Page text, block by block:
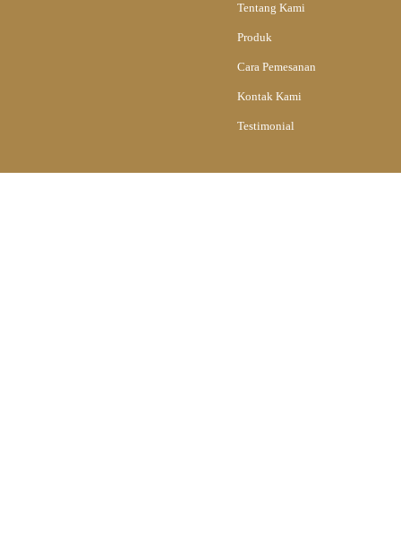
Tentang Kami
Produk
Cara Pemesanan
Kontak Kami
Testimonial